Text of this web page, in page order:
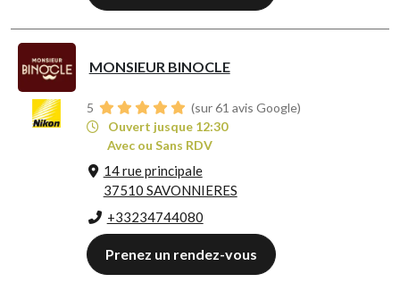
MONSIEUR BINOCLE
5
(sur 61 avis Google)
Ouvert jusque 12:30
Avec ou Sans RDV
14 rue principale
37510 SAVONNIERES
+33234744080
Prenez un rendez-vous